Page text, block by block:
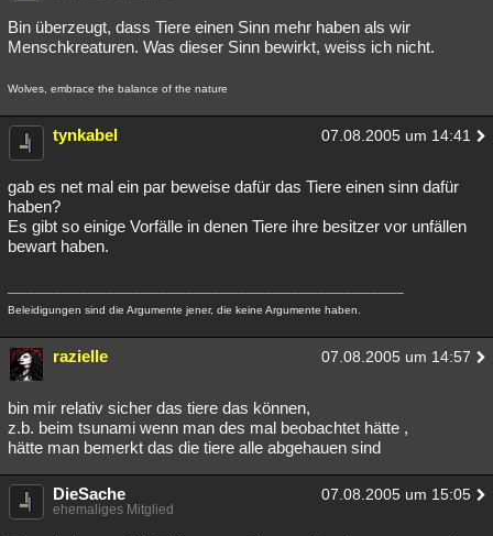
Bin überzeugt, dass Tiere einen Sinn mehr haben als wir
Menschkreaturen. Was dieser Sinn bewirkt, weiss ich nicht.
Wolves, embrace the balance of the nature
tynkabel 07.08.2005 um 14:41
gab es net mal ein par beweise dafür das Tiere einen sinn dafür
haben?
Es gibt so einige Vorfälle in denen Tiere ihre besitzer vor unfällen
bewart haben.
Beleidigungen sind die Argumente jener, die keine Argumente haben.
razielle 07.08.2005 um 14:57
bin mir relativ sicher das tiere das können,
z.b. beim tsunami wenn man des mal beobachtet hätte ,
hätte man bemerkt das die tiere alle abgehauen sind
DieSache 07.08.2005 um 15:05
ehemaliges Mitglied